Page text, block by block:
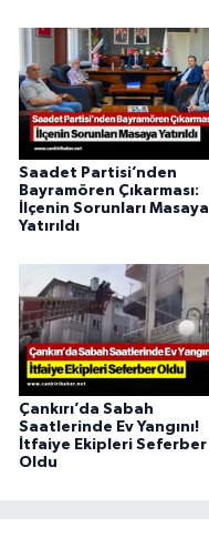
Saadet Partisi’nden
Bayramören Çıkarması:
İlçenin Sorunları Masaya
Yatırıldı
Çankırı’da Sabah
Saatlerinde Ev Yangını!
İtfaiye Ekipleri Seferber
Oldu